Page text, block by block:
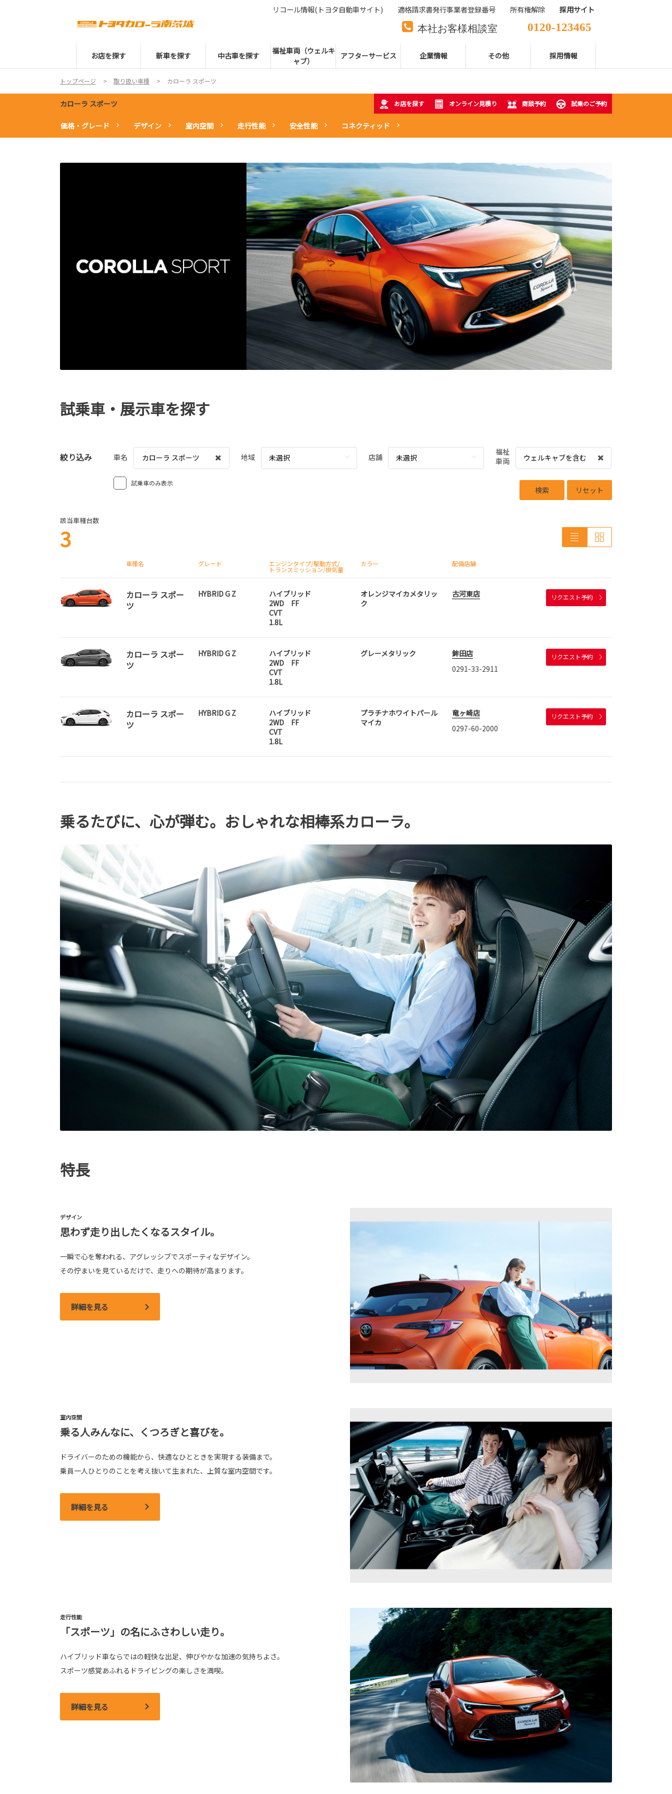
本社お客様相談室 0120-123465
本社代表電話番号 029-850-2111
お店を探す 新車を探す 中古車を探す
福祉車両（ウェルキ
ャブ）
アフターサービス 企業情報 その他 採用情報
リコール情報(トヨタ自動車サイト) 適格請求書発行事業者登録番号 所有権解除 採用サイト
トップページ 取り扱い車種 カローラ スポーツ
カローラ スポーツ お店を探す オンライン見積り 商談予約 試乗のご予約
価格・グレード デザイン 室内空間 走行性能 安全性能 コネクティッド
試乗車・展示車を探す
絞り込み 車名 カローラ スポーツ 地域 未選択 店舗 未選択
福祉
車両
ウェルキャブを含む
試乗車のみ表示
検索 リセット
該当車種台数
3
車種名 グレード エンジンタイプ/駆動方式/
トランスミッション/排気量
カラー 配備店舗
カローラ スポー
ツ
HYBRID G Z
ハイブリッド
2WD FF
CVT
1.8L
オレンジマイカメタリッ
ク
古河東店 リクエスト予約
カローラ スポー
ツ
HYBRID G Z
ハイブリッド
2WD FF
CVT
1.8L
グレーメタリック
鉾田店
0291-33-2911
リクエスト予約
カローラ スポー
ツ
HYBRID G Z
ハイブリッド
2WD FF
CVT
1.8L
プラチナホワイトパール
マイカ
竜ヶ崎店
0297-60-2000
リクエスト予約
乗るたびに、心が弾む。おしゃれな相棒系カローラ。
特長
デザイン
思わず走り出したくなるスタイル。
一瞬で心を奪われる、アグレッシブでスポーティなデザイン。
その佇まいを見ているだけで、走りへの期待が高まります。
詳細を見る
室内空間
乗る人みんなに、くつろぎと喜びを。
ドライバーのための機能から、快適なひとときを実現する装備まで。
乗員一人ひとりのことを考え抜いて生まれた、上質な室内空間です。
詳細を見る
走行性能
「スポーツ」の名にふさわしい走り。
ハイブリッド車ならではの軽快な出足、伸びやかな加速の気持ちよさ。
スポーツ感覚あふれるドライビングの楽しさを満喫。
詳細を見る